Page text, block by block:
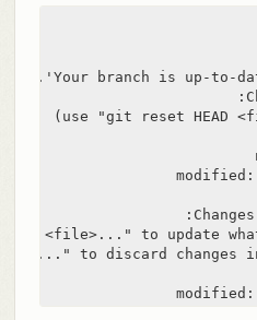
    modified:   CONTRIBUTING.md